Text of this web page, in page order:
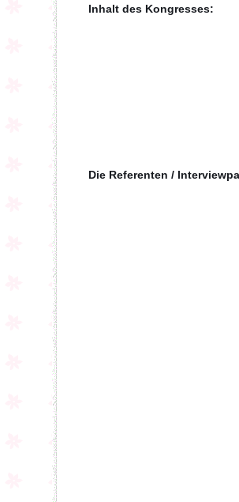
Inhalt des Kongresses:
Die Referenten /